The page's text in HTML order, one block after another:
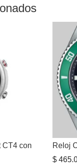
CT4 con
Reloj
$